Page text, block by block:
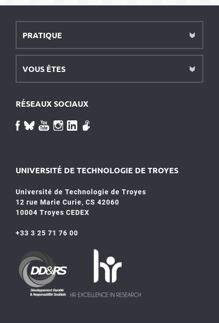
PRATIQUE
VOUS ÊTES
RÉSEAUX SOCIAUX
UNIVERSITÉ DE TECHNOLOGIE DE TROYES
Université de Technologie de Troyes
12 rue Marie Curie, CS 42060
10004 Troyes CEDEX
+33 3 25 71 76 00